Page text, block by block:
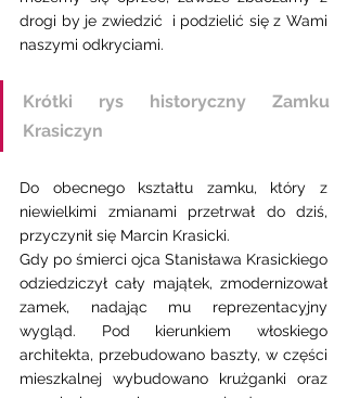
drogi by je zwiedzić  i podzielić się z Wami
naszymi odkryciami.
Krótki rys historyczny Zamku
Krasiczyn
Do obecnego kształtu zamku, który z
niewielkimi zmianami przetrwał do dziś,
przyczynił się Marcin Krasicki.
Gdy po śmierci ojca Stanisława Krasickiego
odziedziczył cały majątek, zmodernizował
zamek, nadając mu reprezentacyjny
wygląd. Pod kierunkiem włoskiego
architekta, przebudowano baszty, w części
mieszkalnej wybudowano krużganki oraz